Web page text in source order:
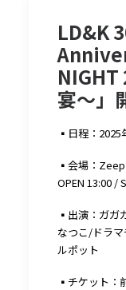
LD&K
NIGHT
宴〜」
▪︎日程：2025
▪︎会場：
OPEN 13:00 /
▪︎出演：ガガ
なつこ/ドラ
ルポット
▪︎チケット：